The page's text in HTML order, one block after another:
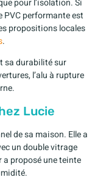
pour l’isolation. Si
performante est
propositions locales
.
sa durabilité sur
l’alu à rupture
Lucie
de sa maison. Elle a
un double vitrage
proposé une teinte